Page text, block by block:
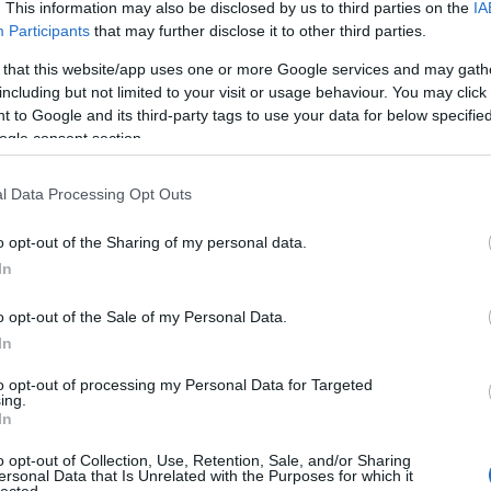
This information may also be disclosed by us to third parties on the
Participants that may further disclose it to other third parties.
that this website/app uses one or more Google services and may
but not limited to your visit or usage behaviour. You may
to Google and its third-party tags to use your data for below
consent section.
Data Processing Opt Outs
opt-out of the Sharing of my personal data.
opt-out of the Sale of my Personal Data.
opt-out of processing my Personal Data for Targeted
opt-out of Collection, Use, Retention, Sale, and/or Sharing
Data that Is Unrelated with the Purposes for which it
plus